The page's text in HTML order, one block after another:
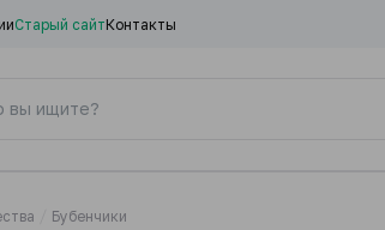
Старый сайтКонтакты
Бубенчики